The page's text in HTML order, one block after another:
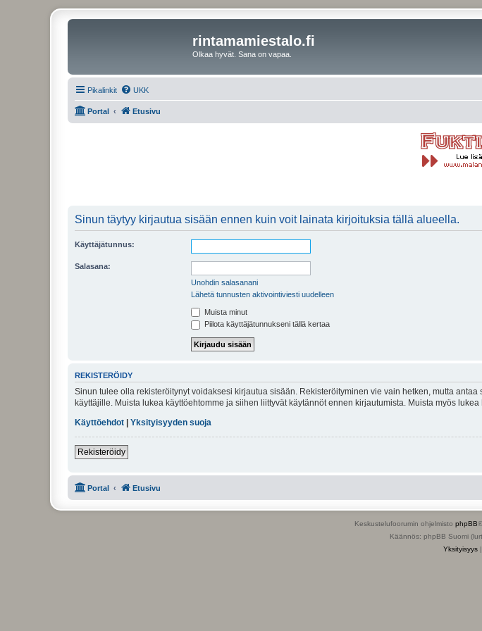
rintamamiestalo.fi
Olkaa hyvät. Sana on vapaa.
Pikalinkit UKK
Portal Etusivu
Sinun täytyy kirjautua sisään ennen kuin voit lainata kirjoituksia tällä alueella.
Käyttäjätunnus:
Salasana:
Unohdin salasanani
Lähetä tunnusten aktivointiviesti uudelleen
Muista minut
Piilota käyttäjätunnukseni tällä kertaa
REKISTERÖIDY
Sinun tulee olla rekisteröitynyt voidaksesi kirjautua sisään. Rekisteröityminen vie vain hetken, mutta
käyttäjille. Muista lukea käyttöehtomme ja siihen liittyvät käytännöt ennen kirjautumista. Muista myös
Käyttöehdot
Yksityisyyden suoja
Rekisteröidy
Portal Etusivu
Keskustelufoorumin ohjelmisto phpBB
Käännös: phpBB Suomi
Yksityisyys |